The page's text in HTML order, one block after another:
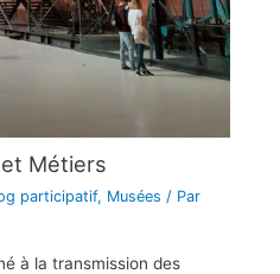
Métiers
participatif, Musées / Par
à la transmission des